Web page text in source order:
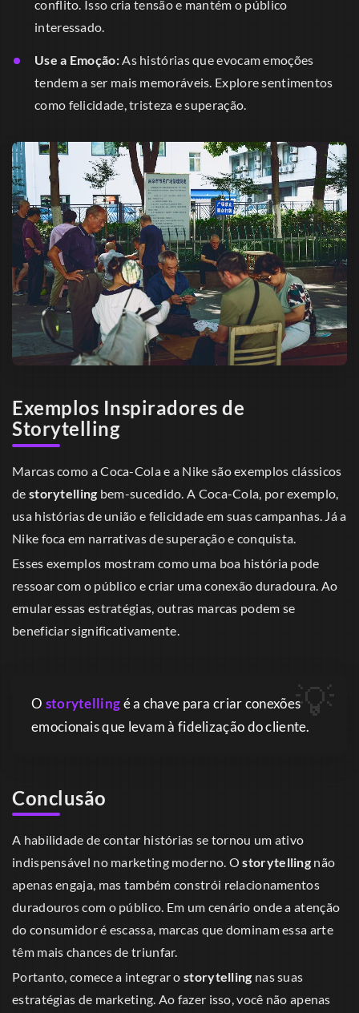
conflito. Isso cria tensão e mantém o público
interessado.
Use a Emoção:As histórias que evocam emoções
tendem a ser mais memoráveis. Explore sentimentos
como felicidade, tristeza e superação.
Exemplos Inspiradores de
Storytelling
Marcas como a Coca-Cola e a Nike são exemplos clássicos
de storytelling bem-sucedido. A Coca-Cola, por exemplo,
usa histórias de união e felicidade em suas campanhas. Já a
Nike foca em narrativas de superação e conquista.
Esses exemplos mostram como uma boa história pode
ressoar com o público e criar uma conexão duradoura. Ao
emular essas estratégias, outras marcas podem se
beneficiar significativamente.
O storytellingé a chave para criar conexões
emocionais que levam à fidelização do cliente.
Conclusão
A habilidade de contar histórias se tornou um ativo
indispensável no marketing moderno. Ostorytelling não
apenas engaja, mas também constrói relacionamentos
duradouros com o público. Em um cenário onde a atenção
do consumidor é escassa, marcas que dominam essa arte
têm mais chances de triunfar.
Portanto, comece a integrar o storytelling nas suas
estratégias de marketing. Ao fazer isso, você não apenas